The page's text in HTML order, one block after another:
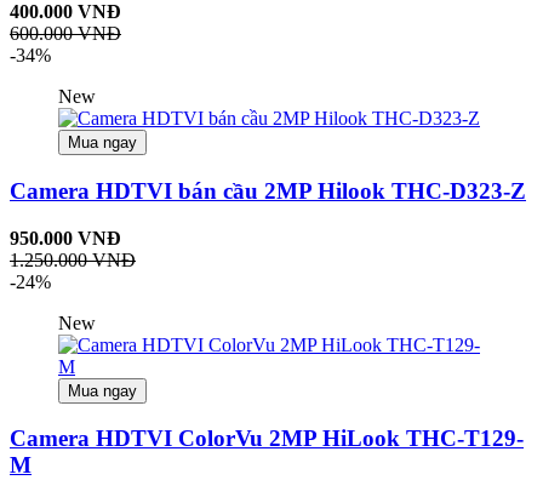
400.000 VNĐ
600.000 VNĐ
-34%
New
Mua ngay
Camera HDTVI bán cầu 2MP Hilook THC-D323-Z
950.000 VNĐ
1.250.000 VNĐ
-24%
New
Mua ngay
Camera HDTVI ColorVu 2MP HiLook THC-T129-
M